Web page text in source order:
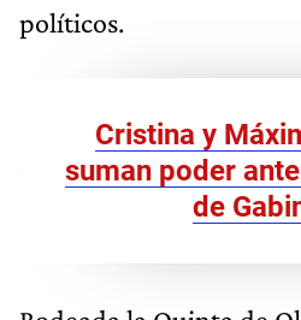
políticos.
Cristina y
suman poder
de